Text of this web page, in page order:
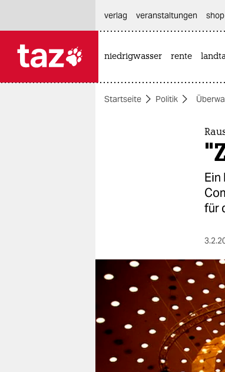
themen
berlin
nord
wahrheit
verlag
verlag
veranstaltungen shop
niedrigwasser rente
Startseite Politik
Ein
für